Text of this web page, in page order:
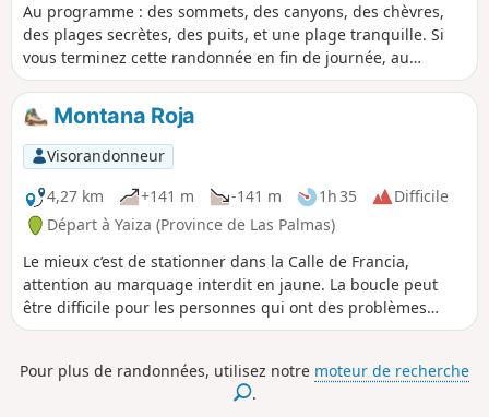
Au programme : des sommets, des canyons, des chèvres,
des plages secrètes, des puits, et une plage tranquille. Si
vous terminez cette randonnée en fin de journée, au
coucher du soleil, vous serez sous un ciel rosé qui se
parsème progressivement d'étoiles. Outre la longueur,
l'ascension de Hacha Grande est la principale difficulté car
le sentier est parfois difficile à voir.
Montana Roja
Visorandonneur
4,27 km
+141 m -141 m 1h 35
Difficile
Départ à Yaiza (Province de Las Palmas)
Le mieux c’est de stationner dans la Calle de Francia,
attention au marquage interdit en jaune. La boucle peut
être difficile pour les personnes qui ont des problèmes
d’équilibre, au sommet, il peut y avoir un vent très violent.
faire une variante et passer dans le cratère, la vue est
magnifique sur la crête du volcan.
Pour plus de randonnées, utilisez notre moteur de recherche
.